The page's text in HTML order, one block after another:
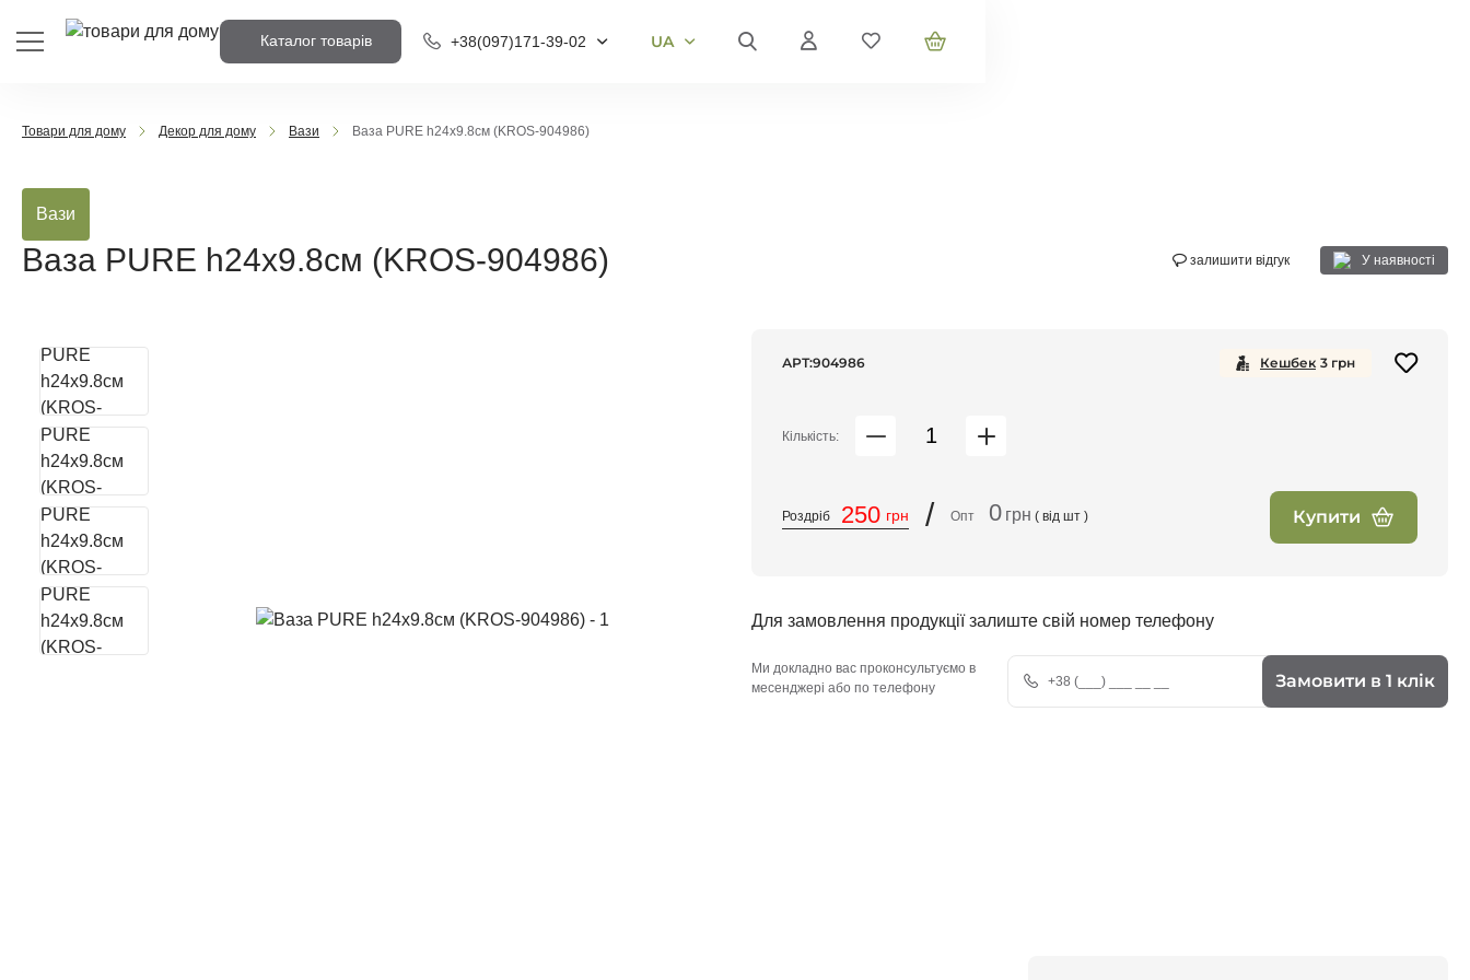
Каталог товарів +38(097)171-39-02
UA
Товари для дому Декор для дому Вази Ваза PURE h24х9.8см (KROS-904986)
Вази
Ваза PURE h24х9.8см (KROS-904986) залишити відгук У наявності
АРТ:904986 Кешбек 3 грн
Кількість:
Роздріб 250 грн / Опт 0 грн ( від шт ) Купити
Для замовлення продукції залиште свій номер телефону
Ми докладно вас проконсультуємо в
месенджері або по телефону
Замовити в 1 клік